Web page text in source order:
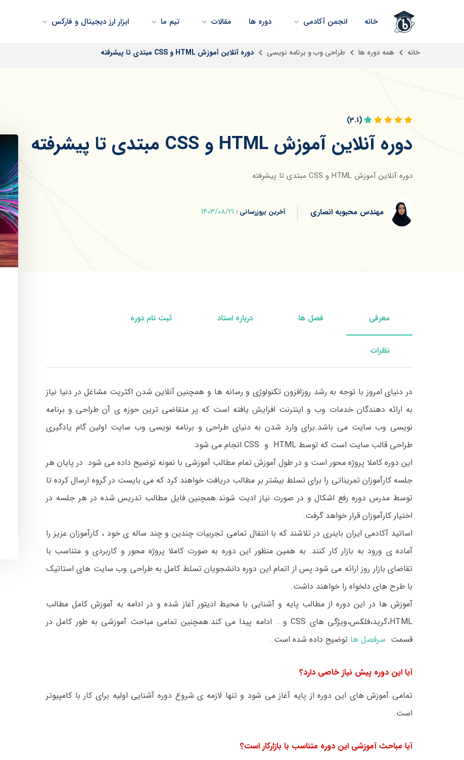
خانه انجمن آکادمی دوره ها مقالات تیم ما ابزار ارز دیجیتال و فارکس
خانه همه دوره ها طراحی وب و برنامه نویسی دوره آنلاین آموزش HTML و CSS مبتدی تا پیشرفته
(3.1)
دوره آنلاین آموزش HTML و CSS مبتدی تا پیشرفته
دوره آنلاین آموزش HTML و CSS مبتدی تا پیشرفته
مهندس محبوبه انصاری آخرین بروزرسانی : 1403/08/21
معرفی فصل ها درباره استاد ثبت نام دوره
نظرات
در دنیای امروز با توجه به رشد روزافزون تکنولوژی و رسانه ها و همچنین آنلاین شدن اکثریت مشاغل در دنیا نیاز
به ارائه دهندگان خدمات وب و اینترنت افزایش یافته است که پر متقاضی ترین حوزه ی آن طراحی و برنامه
نویسی وب سایت می باشد.برای وارد شدن به دنیای طراحی و برنامه نویسی وب سایت اولین گام یادگیری
طراحی قالب سایت است که توسط HTML و CSS انجام می شود.
این دوره کاملا پروژه محور است و در طول آموزش تمام مطالب آموزشی با نمونه توضیح داده می شود. در پایان هر
جلسه کارآموزان تمریناتی را برای تسلط بیشتر بر مطالب دریافت خواهند کرد که می بایست در گروه ارسال کرده تا
توسط مدرس دوره رفع اشکال و در صورت نیاز ادیت شوند.همچنین فایل مطالب تدریس شده در هر جلسه در
اختیار کارآموزان قرار خواهد گرفت.
اساتید آکادمی ایران باینری در تلاشند که با انتقال تمامی تجربیات چندین و چند ساله ی خود ، کارآموزان عزیز را
آماده ی ورود به بازار کار کنند. به همین منظور این دوره به صورت کاملا پروژه محور و کاربردی و متناسب با
تقاضای بازار روز ارائه می شود.پس از اتمام این دوره دانشجویان تسلط کامل به طراحی وب سایت های استاتیک
با طرح های دلخواه را خواهند داشت.
آموزش ها در این دوره از مطالب پایه و آشنایی با محیط ادیتور آغاز شده و در ادامه به آموزش کامل مطالب
HTML،گرید،فلکس،ویژگی های CSSو... ادامه پیدا می کند.همچنین تمامی مباحث آموزشی به طور کامل در
قسمت سرفصل ها توضیح داده شده است .
آیا این دوره پیش نیاز خاصی دارد؟
تمامی آموزش های این دوره از پایه آغاز می شود و تنها لازمه ی شروع دوره آشنایی اولیه برای کار با کامپیوتر
است.
آیا مباحث آموزشی این دوره متناسب با بازارکار است؟